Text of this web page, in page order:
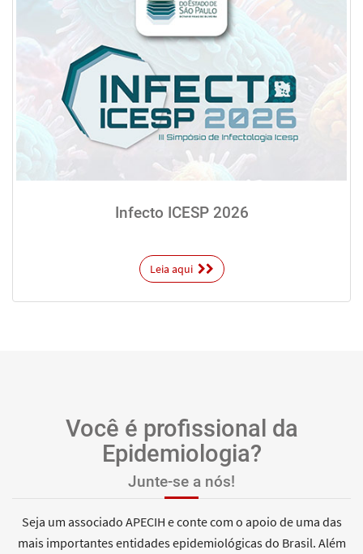
Infecto ICESP 2026
Leia aqui
Você é profissional da
Epidemiologia?
Junte-se a nós!
Seja um associado APECIH e conte com o apoio de uma das
mais importantes entidades epidemiológicas do Brasil. Além